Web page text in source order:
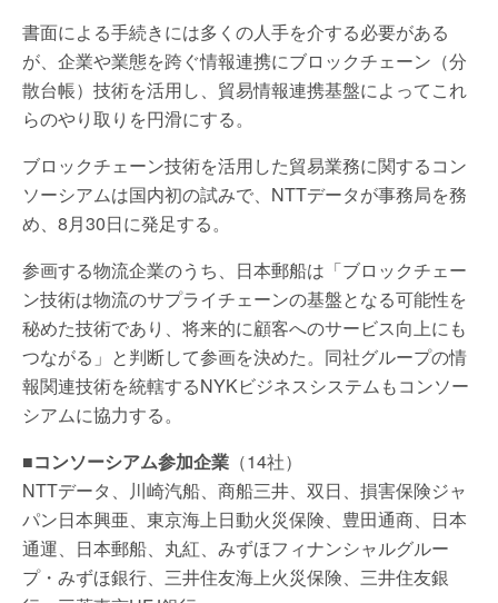
書面による手続きには多くの人手を介する必要がある
が、企業や業態を跨ぐ情報連携にブロックチェーン（分
散台帳）技術を活用し、貿易情報連携基盤によってこれ
らのやり取りを円滑にする。
ブロックチェーン技術を活用した貿易業務に関するコン
ソーシアムは国内初の試みで、NTTデータが事務局を務
め、8月30日に発足する。
参画する物流企業のうち、日本郵船は「ブロックチェー
ン技術は物流のサプライチェーンの基盤となる可能性を
秘めた技術であり、将来的に顧客へのサービス向上にも
つながる」と判断して参画を決めた。同社グループの情
報関連技術を統轄するNYKビジネスシステムもコンソー
シアムに協力する。
■コンソーシアム参加企業 （14社）
NTTデータ、川崎汽船、商船三井、双日、損害保険ジャ
パン日本興亜、東京海上日動火災保険、豊田通商、日本
通運、日本郵船、丸紅、みずほフィナンシャルグルー
プ・みずほ銀行、三井住友海上火災保険、三井住友銀